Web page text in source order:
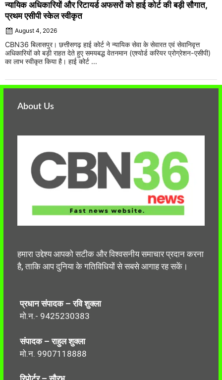
न्यायिक अधिकारियों और रिटायर्ड अफसरों को हाई कोर्ट की बड़ी सौगात,
प्रथम एसीपी स्केल स्वीकृत
August 4, 2026
CBN36 बिलासपुर। छत्तीसगढ़ हाई कोर्ट ने न्यायिक सेवा के सेवारत एवं सेवानिवृत्त
अधिकारियों को बड़ी राहत देते हुए समयबद्ध वेतनमान (एश्योर्ड करियर प्रोग्रेशन-एसीपी)
का लाभ स्वीकृत किया है। हाई कोर्ट ...
About Us
हमारा उद्देश्य आपको सटीक और विश्वसनीय समाचार प्रदान करना
है, ताकि आप दुनिया के गतिविधियों से सबसे आगाह रह सकें।
प्रधान संपादक – रवि शुक्ला
मो.न.- 9425230383
संपादक – राहुल शुक्ला
मो.न. 9907118888